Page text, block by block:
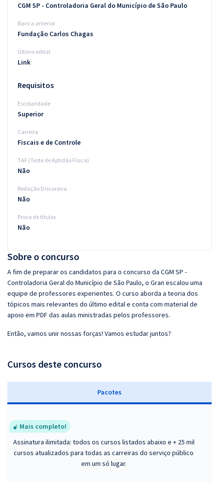
Sobre o concurso
A fim de preparar os candidatos para o concurso da CGM SP -
Controladoria Geral do Município de São Paulo, o Gran escalou uma
equipe de professores experientes. O curso aborda a teoria dos
tópicos mais relevantes do último edital e conta com material de
apoio em PDF das aulas ministradas pelos professores.
Então, vamos unir nossas forças! Vamos estudar juntos?
Cursos deste concurso
Pacotes
Mais completo!
Assinatura ilimitada: todos os cursos listados abaixo e + 25 mil
cursos atualizados para todas as carreiras do serviço público
em um só lugar.
CGM SP - Controladoria Geral do Município de São Paulo
Banca anterior
Fundação Carlos Chagas
Último edital
Link
Requisitos
Escolaridade
Superior
Carreira
Fiscais e de Controle
TAF (Teste de Aptidão Física)
Não
Redação Discursiva
Não
Prova de títulos
Não